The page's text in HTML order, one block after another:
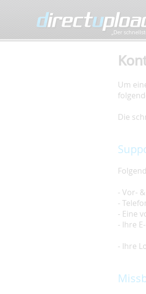
„Der
Um
Die
- Vor-
-
- Eine
- Ihre
- Ihre